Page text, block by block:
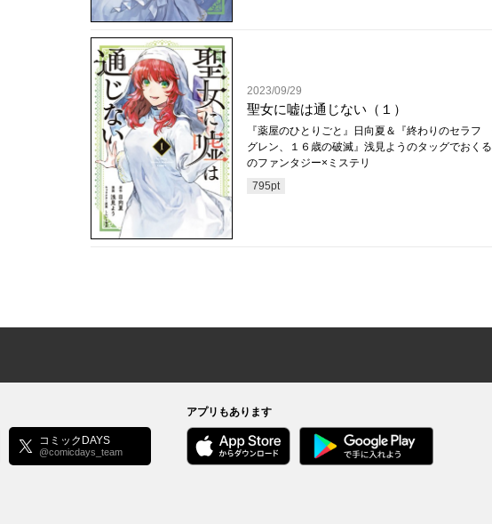
2023/09/29
聖女に嘘は通じない（１）
『薬屋のひとりごと』日向夏＆『終わりのセラフ
グレン、１６歳の破滅』浅見ようのタッグでおく
のファンタジー×ミステリ
795pt
コミックDAYS
@comicdays_team
アプリもあります